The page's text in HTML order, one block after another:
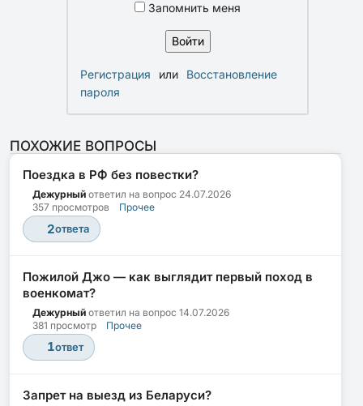
Запомнить меня
Регистрация или
Восстановление
пароля
ПОХОЖИЕ ВОПРОСЫ
Поездка в РФ без повестки?
Дежурный ответил на вопрос 24.07.2026
357 просмотров
Прочее
2ответа
Пожилой Джо — как выглядит первый поход в
военкомат?
Дежурный ответил на вопрос 14.07.2026
381 просмотр
Прочее
1ответ
Запрет на выезд из Беларуси?